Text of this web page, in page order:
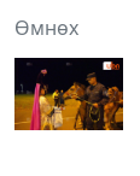
Өмнөх